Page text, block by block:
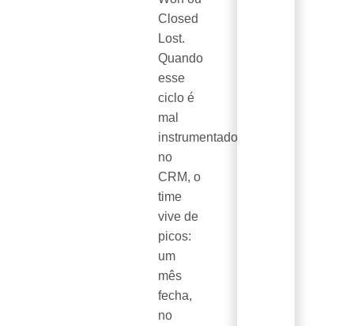
Closed
Lost.
Quando
esse
ciclo é
mal
instrumentado
no
CRM, o
time
vive de
picos:
um
mês
fecha,
no